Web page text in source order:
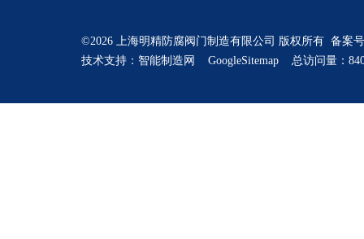
©2026 上海明精防腐阀门制造有限公司 版权所有 备案
技术支持： 智能制造网 GoogleSitemap 总访问量：